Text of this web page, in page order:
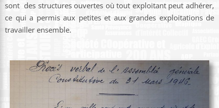
sont des structures ouvertes où tout exploitant peut adhérer,
ce qui a permis aux petites et aux grandes exploitations de
travailler ensemble.